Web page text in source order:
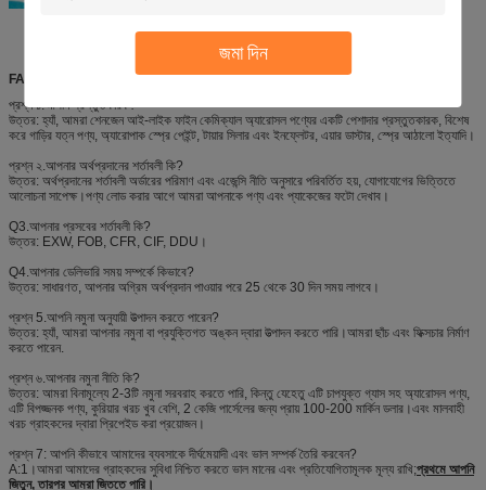
জমা দিন
FAQ
প্রশ্ন ১.আপনি প্রস্তুতকারক?
উত্তর: হ্যাঁ, আমরা শেনজেন আই-লাইক ফাইন কেমিক্যাল অ্যারোসল পণ্যের একটি পেশাদার প্রস্তুতকারক, বিশেষ
করে গাড়ির যত্ন পণ্য, অ্যারোপাক স্প্রে পেইন্ট, টায়ার সিলার এবং ইনফ্লেটর, এয়ার ডাস্টার, স্প্রে আঠালো ইত্যাদি।
প্রশ্ন ২.আপনার অর্থপ্রদানের শর্তাবলী কি?
উত্তর: অর্থপ্রদানের শর্তাবলী অর্ডারের পরিমাণ এবং এজেন্সি নীতি অনুসারে পরিবর্তিত হয়, যোগাযোগের ভিত্তিতে
আলোচনা সাপেক্ষ।পণ্য লোড করার আগে আমরা আপনাকে পণ্য এবং প্যাকেজের ফটো দেখাব।
Q3.আপনার প্রসবের শর্তাবলী কি?
উত্তর: EXW, FOB, CFR, CIF, DDU।
Q4.আপনার ডেলিভারি সময় সম্পর্কে কিভাবে?
উত্তর: সাধারণত, আপনার অগ্রিম অর্থপ্রদান পাওয়ার পরে 25 থেকে 30 দিন সময় লাগবে।
প্রশ্ন 5.আপনি নমুনা অনুযায়ী উত্পাদন করতে পারেন?
উত্তর: হ্যাঁ, আমরা আপনার নমুনা বা প্রযুক্তিগত অঙ্কন দ্বারা উত্পাদন করতে পারি।আমরা ছাঁচ এবং ফিক্সচার নির্মাণ
করতে পারেন.
প্রশ্ন ৬.আপনার নমুনা নীতি কি?
উত্তর: আমরা বিনামূল্যে 2-3টি নমুনা সরবরাহ করতে পারি, কিন্তু যেহেতু এটি চাপযুক্ত গ্যাস সহ অ্যারোসল পণ্য,
এটি বিপজ্জনক পণ্য, কুরিয়ার খরচ খুব বেশি, 2 কেজি পার্সেলের জন্য প্রায় 100-200 মার্কিন ডলার।এবং মালবাহী
খরচ গ্রাহকদের দ্বারা প্রিপেইড করা প্রয়োজন।
প্রশ্ন 7: আপনি কীভাবে আমাদের ব্যবসাকে দীর্ঘমেয়াদী এবং ভাল সম্পর্ক তৈরি করবেন?
A:1।আমরা আমাদের গ্রাহকদের সুবিধা নিশ্চিত করতে ভাল মানের এবং প্রতিযোগিতামূলক মূল্য রাখি;প্রথমে আপনি
জিতুন, তারপর আমরা জিততে পারি।